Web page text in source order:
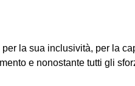
la sua inclusività, per la
e nonostante tutti gli